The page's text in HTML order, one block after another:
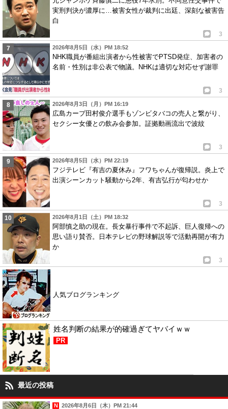
実刑判決が濃厚に…被害女性が裁判に出廷、深刻な被害告
白
3
2026年8月5日（水）PM 18:52
NHK職員が番組出演者から性被害でPTSD発症、加害者の
名前・性別は非公表で物議。NHKは適切な対応せず謝罪
3
2026年8月3日（月）PM 16:19
広島カープ田村俊介選手もゾンビタバコの売人と繋がり、
セクシー女優との飲み会参加。証拠動画流出で波紋
3
2026年8月5日（水）PM 22:19
フジテレビ『有吉の夏休み』フワちゃんが復帰説。炎上で
出演シーンカット騒動から2年、有吉弘行が匂わせか
3
2026年8月1日（土）PM 18:32
阿部慎之助の現在。長女暴行事件で不起訴、巨人復帰への
思い語り賛否。日本テレビの野球解説等で活動再開が有力
か
3
人気ブログランキング
姓名判断の結果が的確過ぎてヤバイｗｗ
PR
最近の投稿
2026年8月6日（木）PM 21:44